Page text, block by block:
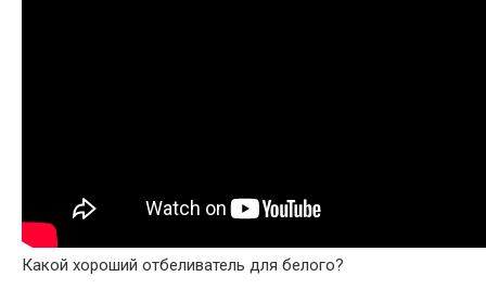
Какой хороший отбеливатель для белого?